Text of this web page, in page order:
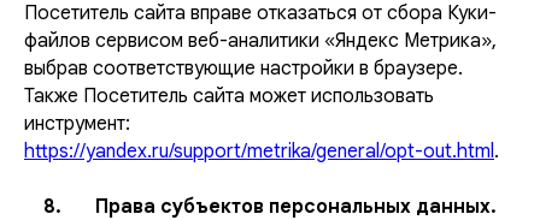
Посетитель сайта вправе отказаться от сбора Куки-
файлов сервисом веб-аналитики «Яндекс Метрика»,
выбрав соответствующие настройки в браузере.
Также Посетитель сайта может использовать
инструмент:
https://yandex.ru/support/metrika/general/opt-out.html.
8. Права субъектов персональных данных.